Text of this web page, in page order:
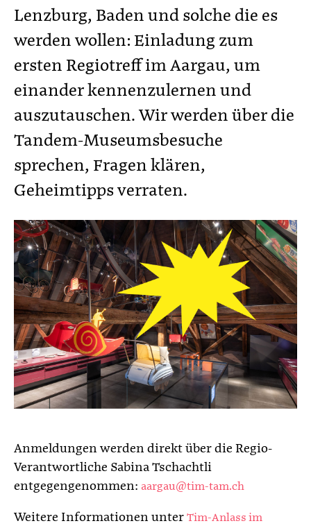
Lenzburg, Baden und solche die es
werden wollen: Einladung zum
ersten Regiotreff im Aargau, um
einander kennenzulernen und
auszutauschen. Wir werden über die
Tandem-Museumsbesuche
sprechen, Fragen klären,
Geheimtipps verraten.
Anmeldungen werden direkt über die Regio-
Verantwortliche Sabina Tschachtli
entgegengenommen: aargau@tim-tam.ch
Weitere Informationen unter Tim-Anlass im